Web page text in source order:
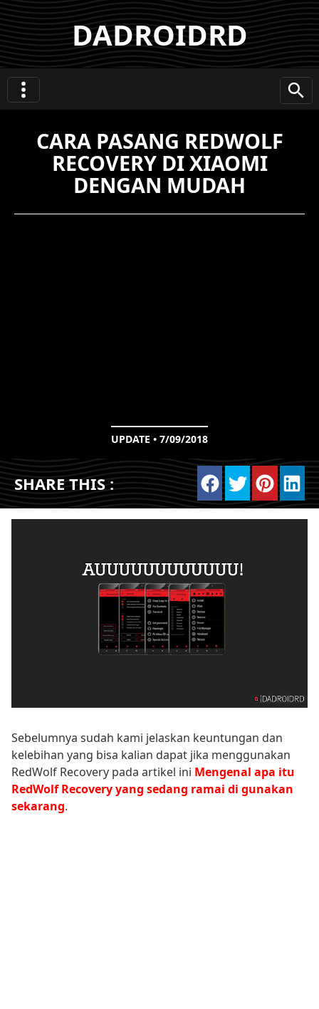
DADROIDRD
CARA PASANG REDWOLF
RECOVERY DI XIAOMI
DENGAN MUDAH
UPDATE • 7/09/2018
SHARE THIS :
Sebelumnya sudah kami jelaskan keuntungan dan
kelebihan yang bisa kalian dapat jika menggunakan
RedWolf Recovery pada artikel ini Mengenal apa itu
RedWolf Recovery yang sedang ramai di gunakan
sekarang.